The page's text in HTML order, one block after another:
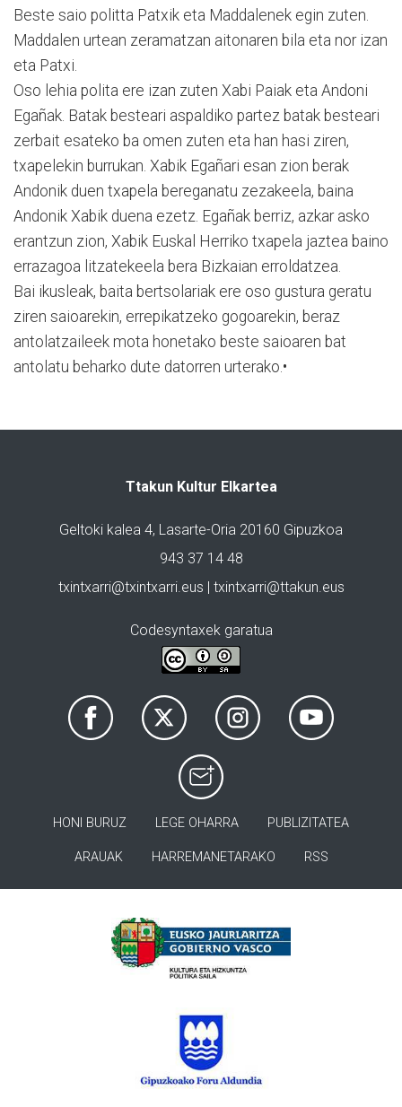
Beste saio politta Patxik eta Maddalenek egin zuten.
Maddalen urtean zeramatzan aitonaren bila eta nor izan
eta Patxi.
Oso lehia polita ere izan zuten Xabi Paiak eta Andoni
Egañak. Batak besteari aspaldiko partez batak besteari
zerbait esateko ba omen zuten eta han hasi ziren,
txapelekin burrukan. Xabik Egañari esan zion berak
Andonik duen txapela bereganatu zezakeela, baina
Andonik Xabik duena ezetz. Egañak berriz, azkar asko
erantzun zion, Xabik Euskal Herriko txapela jaztea baino
errazagoa litzatekeela bera Bizkaian erroldatzea.
Bai ikusleak, baita bertsolariak ere oso gustura geratu
ziren saioarekin, errepikatzeko gogoarekin, beraz
antolatzaileek mota honetako beste saioaren bat
antolatu beharko dute datorren urterako.•
Ttakun Kultur Elkartea
Geltoki kalea 4, Lasarte-Oria 20160 Gipuzkoa
943 37 14 48
txintxarri@txintxarri.eus | txintxarri@ttakun.eus
Codesyntaxek garatua
HONI BURUZ LEGE OHARRA PUBLIZITATEA
ARAUAK HARREMANETARAKO RSS